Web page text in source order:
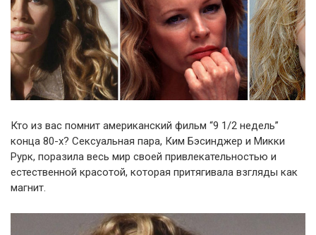
Кто из вас помнит американский фильм “9 1/2 недель”
конца 80-х? Сексуальная пара, Ким Бэсинджер и Микки
Рурк, поразила весь мир своей привлекательностью и
естественной красотой, которая притягивала взгляды как
магнит.